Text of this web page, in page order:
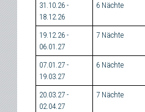
31.10.26 -
18.12.26
6 Nächte
19.12.26 -
06.01.27
7 Nächte
07.01.27 -
19.03.27
6 Nächte
20.03.27 -
02.04.27
7 Nächte